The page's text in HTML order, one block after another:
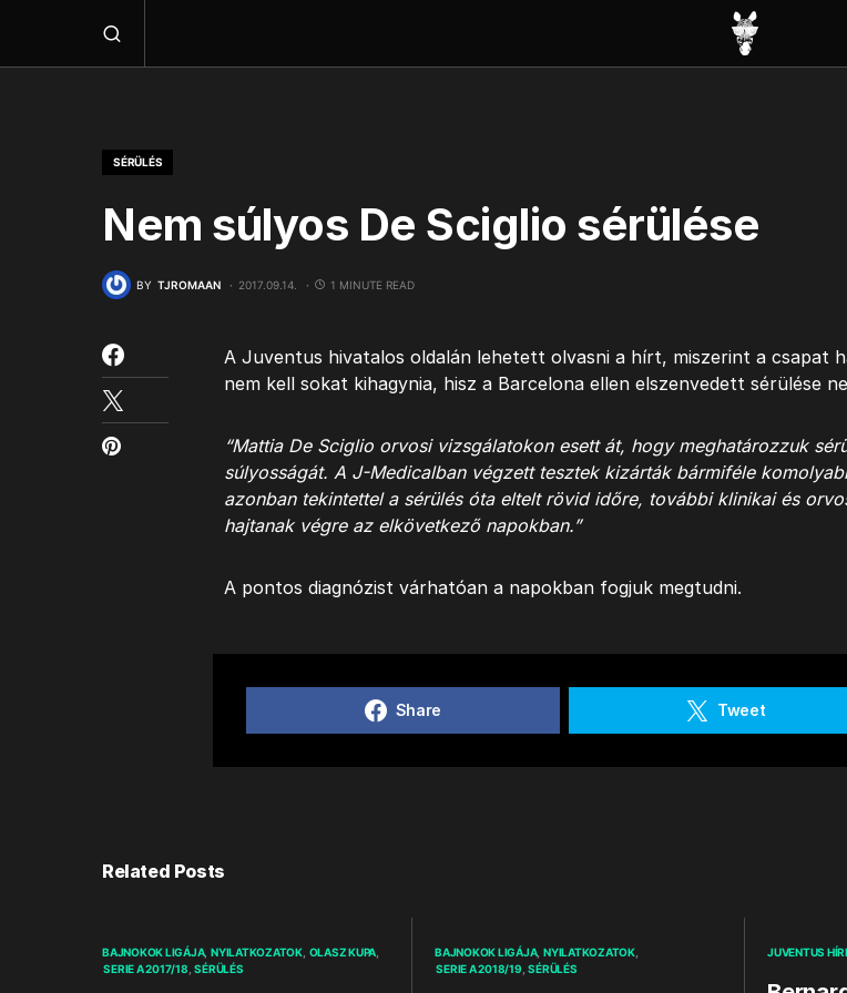
SÉRÜLÉS
Nem súlyos De Sciglio sérülése
BY TJROMAAN 2017.09.14. 1 MINUTE READ
A Juventus hivatalos oldalán lehetett olvasni a hírt, miszerint a csapat
nem kell sokat kihagynia, hisz a Barcelona ellen elszenvedett sérülése
“Mattia De Sciglio orvosi vizsgálatokon esett át, hogy meghatározzuk
súlyosságát. A J-Medicalban végzett tesztek kizárták bármiféle
azonban tekintettel a sérülés óta eltelt rövid időre, további klinikai és
hajtanak végre az elkövetkező napokban.”
A pontos diagnózist várhatóan a napokban fogjuk megtudni.
Share Tweet
Related Posts
BAJNOKOK LIGÁJA NYILATKOZATOK OLASZ KUPA
SERIE A 2017/18 SÉRÜLÉS
BAJNOKOK LIGÁJA NYILATKOZATOK
SERIE A 2018/19 SÉRÜLÉS
JUVENTUS